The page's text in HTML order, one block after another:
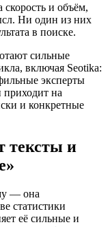
скорость и объём,
Ни один из них
в поиске.
сильные
включая Seotika:
эксперты
приходит на
и конкретные
тексты и
— она
статистики
её сильные и